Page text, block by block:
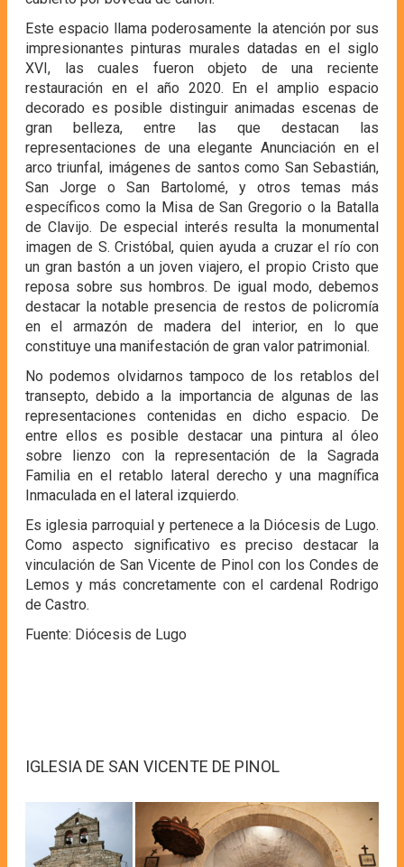
Este espacio llama poderosamente la atención por sus
impresionantes pinturas murales datadas en el siglo
XVI, las cuales fueron objeto de una reciente
restauración en el año 2020. En el amplio espacio
decorado es posible distinguir animadas escenas de
gran belleza, entre las que destacan las
representaciones de una elegante Anunciación en el
arco triunfal, imágenes de santos como San Sebastián,
San Jorge o San Bartolomé, y otros temas más
específicos como la Misa de San Gregorio o la Batalla
de Clavijo. De especial interés resulta la monumental
imagen de S. Cristóbal, quien ayuda a cruzar el río con
un gran bastón a un joven viajero, el propio Cristo que
reposa sobre sus hombros. De igual modo, debemos
destacar la notable presencia de restos de policromía
en el armazón de madera del interior, en lo que
constituye una manifestación de gran valor patrimonial.
No podemos olvidarnos tampoco de los retablos del
transepto, debido a la importancia de algunas de las
representaciones contenidas en dicho espacio. De
entre ellos es posible destacar una pintura al óleo
sobre lienzo con la representación de la Sagrada
Familia en el retablo lateral derecho y una magnífica
Inmaculada en el lateral izquierdo.
Es iglesia parroquial y pertenece a la Diócesis de Lugo.
Como aspecto significativo es preciso destacar la
vinculación de San Vicente de Pinol con los Condes de
Lemos y más concretamente con el cardenal Rodrigo
de Castro.
Fuente: Diócesis de Lugo
IGLESIA DE SAN VICENTE DE PINOL